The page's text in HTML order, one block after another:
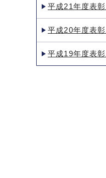
平成21年度表
平成20年度表
平成19年度表